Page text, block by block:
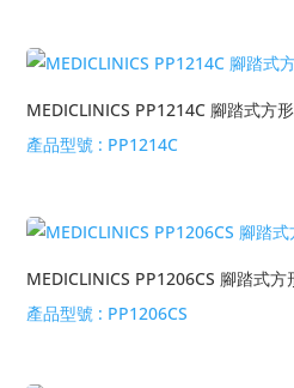
MEDICLINICS PP1214C 腳踏式方
產品型號 : PP1214C
MEDICLINICS PP1206CS 腳踏式
產品型號 : PP1206CS